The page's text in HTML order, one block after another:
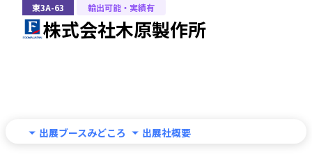
東3A-63 輸出可能・実績有
株式会社木原製作所
出展ブースみどころ 出展社概要